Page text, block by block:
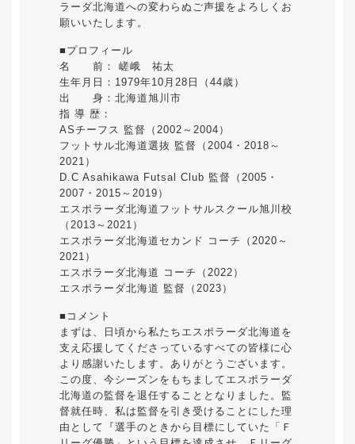
ラーダ北海道への変わらぬご声援をよろしくお
願いいたします。
■プロフィール
名 前： 嵯峨 祐太
生年月日：1979年10月28日（44歳）
出 身：北海道旭川市
指 導 歴：
ASチーフス 監督（2002～2004）
フットサル北海道選抜 監督（2004・2018～
2021）
D.C Asahikawa Futsal Club 監督（2005・
2007・2015～2019）
エスポラーダ北海道フットサルスクール旭川校
（2013～2021）
エスポラーダ北海道セカンド コーチ（2020～
2021）
エスポラーダ北海道 コーチ（2022）
エスポラーダ北海道 監督（2023）
■コメント
まずは、日頃から私たちエスポラーダ北海道を
支え応援してくださっているすべての皆様に心
より感謝いたします。ありがとうございます。
この度、今シーズンをもちましてエスポラーダ
北海道の監督を退任することとなりました。監
督就任時、私は監督を引き受けることにした理
由として『選手のときから目標にしていた「Ｆ